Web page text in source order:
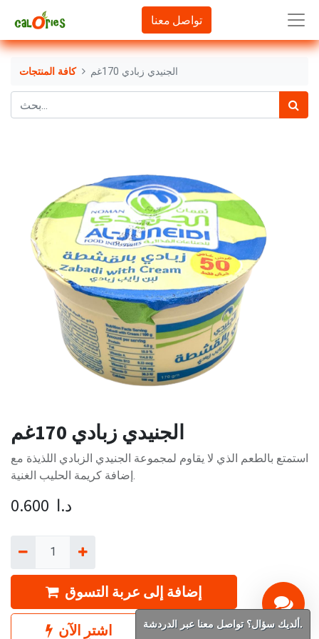
تواصل معنا
كافة المنتجات الجنيدي زبادي 170غم
الجنيدي زبادي 170غم
استمتع بالطعم الذي لا يقاوم لمجموعة الجنيدي الزبادي اللذيذة مع
إضافة كريمة الحليب الغنية.
0.600 د.ا
إضافة إلى عربة التسوق
اشترِ الآن ألديك سؤال؟ تواصل معنا عبر الدردشة.